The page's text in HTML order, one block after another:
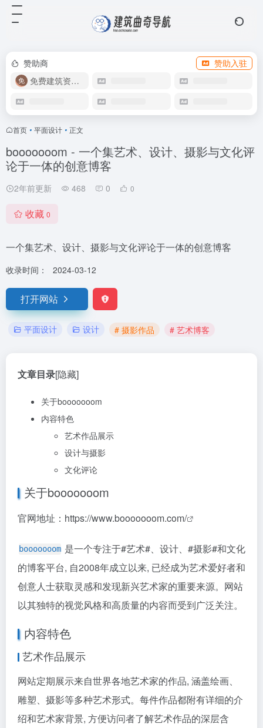
赞助商
赞助入驻
免费建筑资源库
首页 • 平面设计 • 正文
booooooom - 一个集艺术、设计、摄影与文化评
论于一体的创意博客
2年前更新 468 0 0
收藏 0
一个集艺术、设计、摄影与文化评论于一体的创意博客
收录时间： 2024-03-12
打开网站
平面设计 设计 # 摄影作品 # 艺术博客
文章目录[隐藏]
关于booooooom
内容特色
艺术作品展示
设计与摄影
文化评论
关于booooooom
官网地址： https://www.booooooom.com/
booooooom 是一个专注于#艺术#、设计、 #摄影#和文化
的博客平台, 自2008年成立以来, 已经成为艺术爱好者和
创意人士获取灵感和发现新兴艺术家的重要来源。网站
以其独特的视觉风格和高质量的内容而受到广泛关注。
内容特色
艺术作品展示
网站定期展示来自世界各地艺术家的作品, 涵盖绘画、
雕塑、摄影等多种艺术形式。每件作品都附有详细的介
绍和艺术家背景, 方便访问者了解艺术作品的深层含